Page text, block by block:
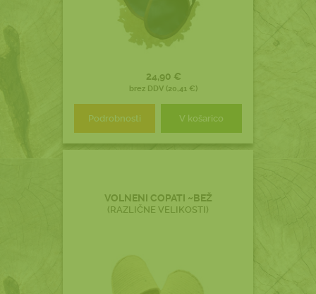
24,90 €
brez DDV (20,41 €)
Podrobnosti V košarico
VOLNENI COPATI ~BEŽ
(RAZLIČNE VELIKOSTI)